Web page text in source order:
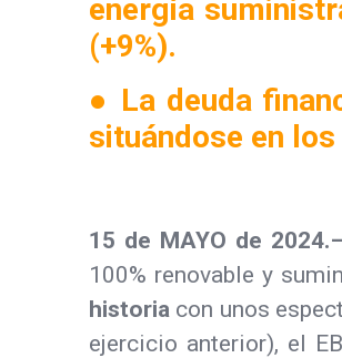
energía
(+9%).
● La deuda
situándose en
15 de MAYO de
100% renovable y
historia con unos
ejercicio anterior), el